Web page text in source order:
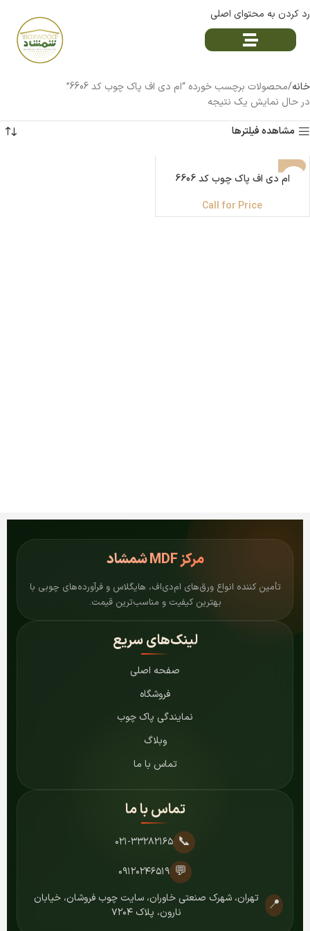
رد کردن به محتوای اصلی
خانه محصولات برچسب خورده “ام دی اف پاک چوب کد 6606”
در حال نمایش یک نتیجه
مشاهده فیلترها
ناموجود
ام دی اف پاک چوب کد 6606
Call for Price
مرکزMDF شمشاد
تأمین کننده انواع ورق‌های ام‌دی‌اف، هایگلاس و فرآورده‌های چوبی با
بهترین کیفیت و مناسب‌ترین قیمت.
لینک‌های سریع
صفحه اصلی
فروشگاه
نمایندگی پاک چوب
وبلاگ
تماس با ما
تماس با ما
📞 ۰۲۱-۳۳۲۸۲۱۶۵
💬 ۰۹۱۲۰۲۴۶۵۱۹
📍
تهران، شهرک صنعتی خاوران، سایت چوب فروشان، خیابان
نارون، پلاک ۷۲۰۴